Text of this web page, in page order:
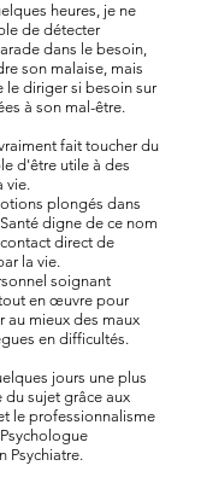
heures, je ne
de détecter
dans le besoin,
son malaise, mais
le diriger si besoin sur
à son mal-être.
fait toucher du
d'être utile à des
vie.
plongés dans
digne de ce nom
direct de
la vie.
soignant
en œuvre pour
au mieux des maux
en difficultés.
jours une plus
du sujet grâce aux
le professionnalisme
Psychiatre.